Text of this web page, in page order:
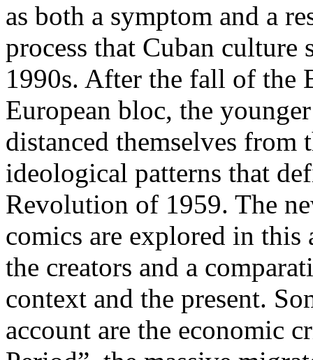
as both a symptom and a
process that Cuban culture
1990s. After the fall of the
European bloc, the
distanced themselves
ideological patterns that
Revolution of 1959. The
comics are explored in
the creators and a
context and the present.
account are the economic